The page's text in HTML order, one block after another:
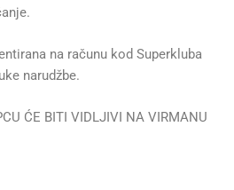
na računu kod Superkluba
narudžbe.
ĆE BITI VIDLJIVI NA VIRMANU